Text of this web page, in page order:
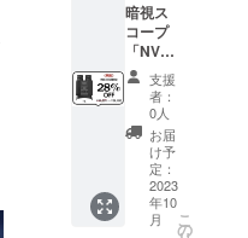
キャッ
プ x2 ・
USB
ケーブ
ルx1 ・
日本語
取扱説
明書×1
コープ
本体x1
・収納
ポーチ
x1 ・ス
トラッ
プx1 ・
32GB
microS
Dカード
x1 ・ク
リーニ
暗視ス
コープ
「NV10
80」 ※
一般予
定販売
価格：
￥39,03
1 ※税
込・送
料無料
（日本
支援
者：
0人
お届
け予
定：
2023
年10
月
こ
の